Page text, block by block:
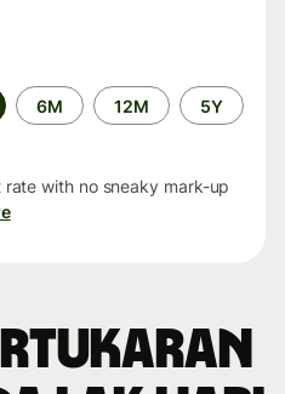
6M 12M 5Y
with no sneaky mark-up